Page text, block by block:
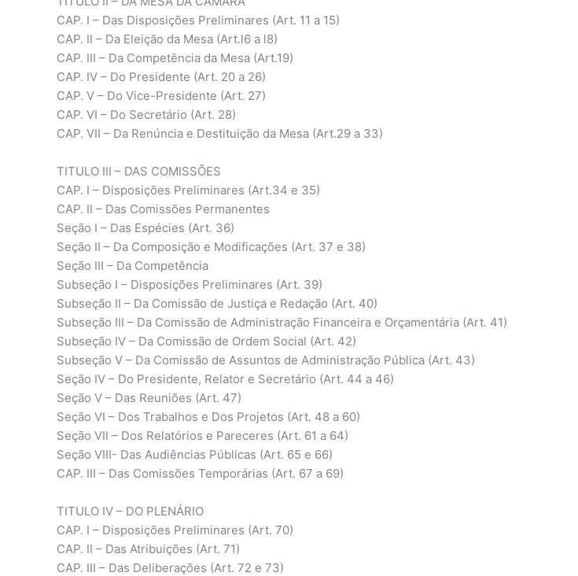
CAP. I – Das Disposições Preliminares (Art. 11 a 15)
CAP. II – Da Eleição da Mesa (Art.l6 a l8)
CAP. III – Da Competência da Mesa (Art.19)
CAP. IV – Do Presidente (Art. 20 a 26)
CAP. V – Do Vice-Presidente (Art. 27)
CAP. VI – Do Secretário (Art. 28)
CAP. VII – Da Renúncia e Destituição da Mesa (Art.29 a 33)
TITULO III – DAS COMISSÕES
CAP. I – Disposições Preliminares (Art.34 e 35)
CAP. II – Das Comissões Permanentes
Seção I – Das Espécies (Art. 36)
Seção II – Da Composição e Modificações (Art. 37 e 38)
Seção III – Da Competência
Subseção I – Disposições Preliminares (Art. 39)
Subseção II – Da Comissão de Justiça e Redação (Art. 40)
Subseção III – Da Comissão de Administração Financeira e Orçamentária (Art. 41)
Subseção IV – Da Comissão de Ordem Social (Art. 42)
Subseção V – Da Comissão de Assuntos de Administração Pública (Art. 43)
Seção IV – Do Presidente, Relator e Secretário (Art. 44 a 46)
Seção V – Das Reuniões (Art. 47)
Seção VI – Dos Trabalhos e Dos Projetos (Art. 48 a 60)
Seção VII – Dos Relatórios e Pareceres (Art. 61 a 64)
Seção VIII- Das Audiências Públicas (Art. 65 e 66)
CAP. III – Das Comissões Temporárias (Art. 67 a 69)
TITULO IV – DO PLENÁRIO
CAP. I – Disposições Preliminares (Art. 70)
CAP. II – Das Atribuições (Art. 71)
CAP. III – Das Deliberações (Art. 72 e 73)